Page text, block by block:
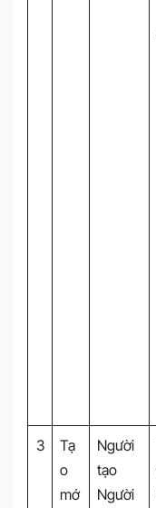
3
Tạ
o
mớ
Người
tạo
Người